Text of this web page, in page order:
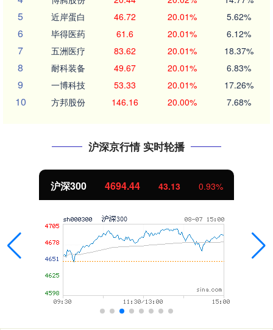
5 近岸蛋白 46.72 20.01% 5.62%
6 毕得医药 61.6 20.01% 6.12%
7 五洲医疗 83.62 20.01% 18.37%
8 耐科装备 49.67 20.01% 6.83%
9 一博科技 53.33 20.01% 17.26%
10 方邦股份 146.16 20.00% 7.68%
沪深京行情 实时轮播
沪深300 4694.44 43.13 0.93%